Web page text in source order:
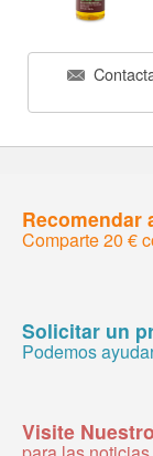
Recomendar
Comparte 20 €
Solicitar un
Podemos
Visite